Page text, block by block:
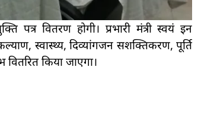
वितरण होगी। प्रभारी मंत्री स्वयं इन
स्वास्थ्य, दिव्यांगजन सशक्तिकरण, पूर्ति
वितरित किया जाएगा।